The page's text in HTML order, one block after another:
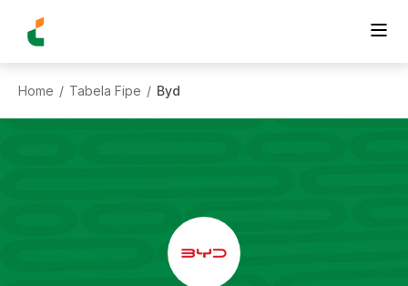
Home / Tabela Fipe / Byd